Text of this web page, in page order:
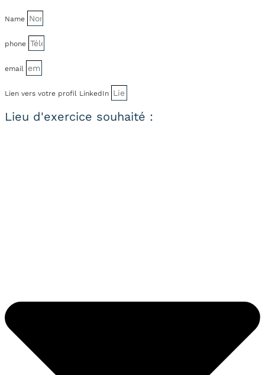
Name
phone
email
Lien vers votre profil LinkedIn
Lieu d'exercice souhaité :